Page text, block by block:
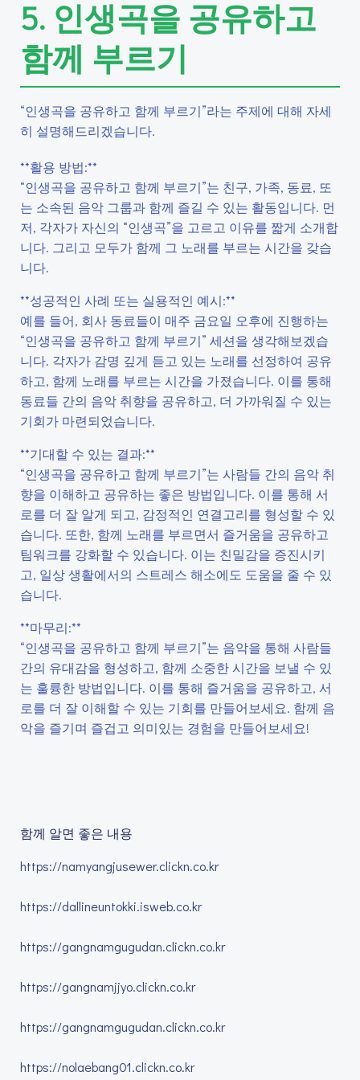
5. 인생곡을 공유하고
함께 부르기
“인생곡을 공유하고 함께 부르기”라는 주제에 대해 자세
히 설명해드리겠습니다.
**활용 방법:**
“인생곡을 공유하고 함께 부르기”는 친구, 가족, 동료, 또
는 소속된 음악 그룹과 함께 즐길 수 있는 활동입니다. 먼
저, 각자가 자신의 “인생곡”을 고르고 이유를 짧게 소개합
니다. 그리고 모두가 함께 그 노래를 부르는 시간을 갖습
니다.
**성공적인 사례 또는 실용적인 예시:**
예를 들어, 회사 동료들이 매주 금요일 오후에 진행하는
“인생곡을 공유하고 함께 부르기” 세션을 생각해보겠습
니다. 각자가 감명 깊게 듣고 있는 노래를 선정하여 공유
하고, 함께 노래를 부르는 시간을 가졌습니다. 이를 통해
동료들 간의 음악 취향을 공유하고, 더 가까워질 수 있는
기회가 마련되었습니다.
**기대할 수 있는 결과:**
“인생곡을 공유하고 함께 부르기”는 사람들 간의 음악 취
향을 이해하고 공유하는 좋은 방법입니다. 이를 통해 서
로를 더 잘 알게 되고, 감정적인 연결고리를 형성할 수 있
습니다. 또한, 함께 노래를 부르면서 즐거움을 공유하고
팀워크를 강화할 수 있습니다. 이는 친밀감을 증진시키
고, 일상 생활에서의 스트레스 해소에도 도움을 줄 수 있
습니다.
**마무리:**
“인생곡을 공유하고 함께 부르기”는 음악을 통해 사람들
간의 유대감을 형성하고, 함께 소중한 시간을 보낼 수 있
는 훌륭한 방법입니다. 이를 통해 즐거움을 공유하고, 서
로를 더 잘 이해할 수 있는 기회를 만들어보세요. 함께 음
악을 즐기며 즐겁고 의미있는 경험을 만들어보세요!
함께 알면 좋은 내용
https://namyangjusewer.clickn.co.kr
https://dallineuntokki.isweb.co.kr
https://gangnamgugudan.clickn.co.kr
https://gangnamjjyo.clickn.co.kr
https://gangnamgugudan.clickn.co.kr
https://nolaebang01.clickn.co.kr